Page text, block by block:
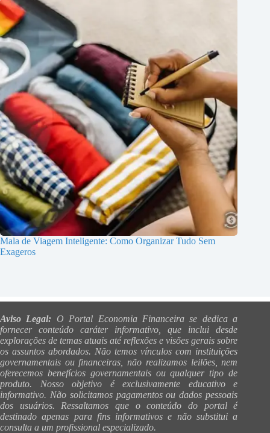
Mala de Viagem Inteligente: Como Organizar Tudo Sem
Exageros
Aviso Legal: O Portal Economia Financeira se dedica a
fornecer conteúdo caráter informativo, que inclui desde
explorações de temas atuais até reflexões e visões gerais sobre
os assuntos abordados. Não temos vínculos com instituições
governamentais ou financeiras, não realizamos leilões, nem
oferecemos benefícios governamentais ou qualquer tipo de
produto. Nosso objetivo é exclusivamente educativo e
informativo. Não solicitamos pagamentos ou dados pessoais
dos usuários. Ressaltamos que o conteúdo do portal é
destinado apenas para fins informativos e não substitui a
consulta a um profissional especializado.